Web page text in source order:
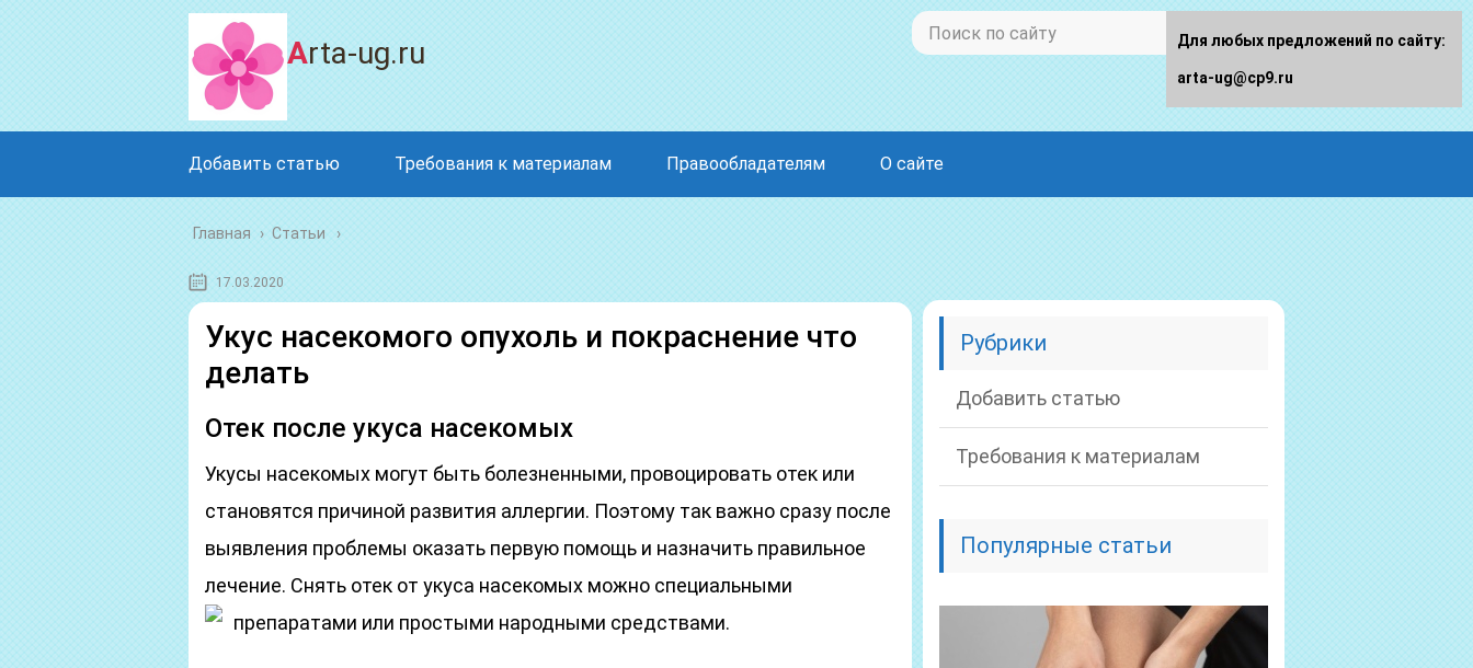
Arta-ug.ru
Добавить статью Требования к материалам Правообладателям О сайте
Главная › Статьи
17.03.2020
Укус насекомого опухоль и покраснение что
делать
Отек после укуса насекомых
Укусы насекомых могут быть болезненными, провоцировать отек или
становятся причиной развития аллергии. Поэтому так важно сразу после
выявления проблемы оказать первую помощь и назначить правильное
лечение. Снять отек от укуса насекомых можно специальными
препаратами или простыми народными средствами.
Рубрики
Добавить статью
Требования к материалам
Популярные статьи
Для любых предложений по сайту:
arta-ug@cp9.ru